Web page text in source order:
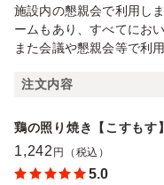
施設内の懇親会で利用し
ームもあり、すべてにお
また会議や懇親会等で利
注文内容
鶏の照り焼き【こすもす】
1,242 円（税込）
5.0